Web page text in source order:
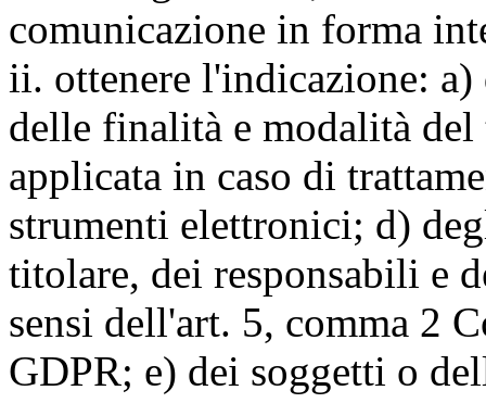
comunicazione in forma
ii. ottenere l'indicazione:
delle finalità e modalità
applicata in caso di
strumenti elettronici; d)
titolare, dei responsabili e
sensi dell'art. 5, comma 2
GDPR; e) dei soggetti o